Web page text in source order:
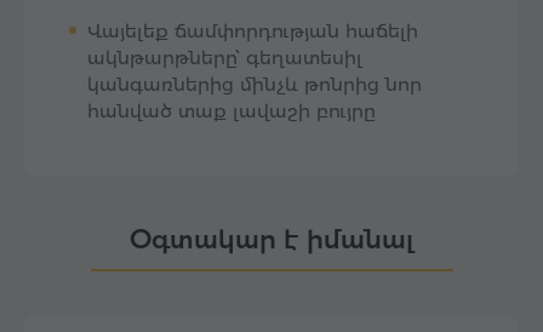
Վայելեք ճամփորդության հաճելի
ակնթարթները՝ գեղատեսիլ
կանգառներից մինչև թոնրից նոր
հանված տաք լավաշի բույրը
Օգտակար է իմանալ